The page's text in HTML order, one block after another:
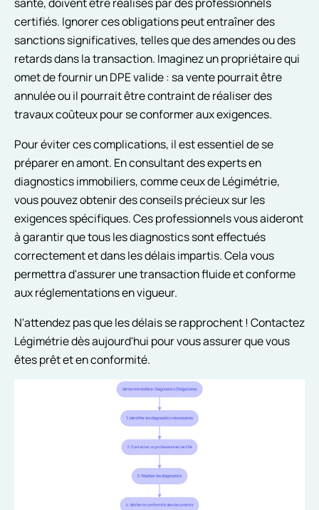
certifiés. Ignorer ces obligations peut entraîner des
sanctions significatives, telles que des amendes ou des
retards dans la transaction. Imaginez un propriétaire qui
omet de fournir un DPE valide : sa vente pourrait être
annulée ou il pourrait être contraint de réaliser des
travaux coûteux pour se conformer aux exigences.
Pour éviter ces complications, il est essentiel de se
préparer en amont. En consultant des experts en
diagnostics immobiliers, comme ceux de Légimétrie,
vous pouvez obtenir des conseils précieux sur les
exigences spécifiques. Ces professionnels vous aideront
à garantir que tous les diagnostics sont effectués
correctement et dans les délais impartis. Cela vous
permettra d'assurer une transaction fluide et conforme
aux réglementations en vigueur.
N'attendez pas que les délais se rapprochent ! Contactez
Légimétrie dès aujourd'hui pour vous assurer que vous
êtes prêt et en conformité.